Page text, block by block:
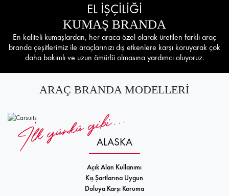
EL İŞÇİLİĞİ
KUMAŞ BRANDA
En kaliteli kumaşlardan, her araca özel olarak üretilen farklı araç
branda çeşitlerimiz ile araçlarınızı dış etkenlere karşı koruyarak çok
daha bakımlı ve uzun ömürlü olmasına yardımcı oluyoruz.
ALASKA
Açık Alan Kullanımı
Kış Şartlarına Uygun
Doluya Karşı Koruma
ARAÇ BRANDA MODELLERİ